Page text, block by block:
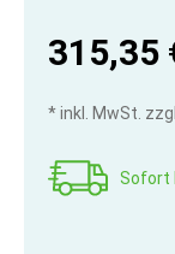
315,35
* inkl. MwSt.
Sofort